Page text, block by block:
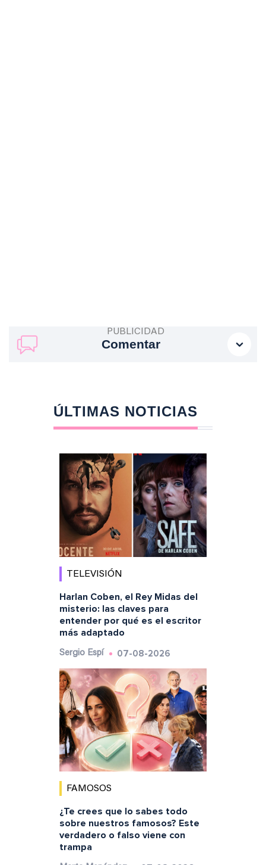
Comentar
ÚLTIMAS NOTICIAS
TELEVISIÓN
Harlan Coben, el Rey Midas del
misterio: las claves para
entender por qué es el escritor
más adaptado
Sergio Espí 07-08-2026
FAMOSOS
¿Te crees que lo sabes todo
sobre nuestros famosos? Este
verdadero o falso viene con
trampa